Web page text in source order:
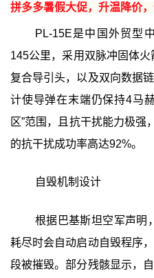
拼多多暑假大促，升温降价
PL-15E是中国外贸型
145公里，采用双脉冲固体
复合导引头，以及双向数据
计使导弹在末端仍保持4马
区”范围，且抗干扰能力极
的抗干扰成功率高达92%。
自毁机制设计
根据巴基斯坦空军声明
耗尽时会自动启动自毁程序
段被摧毁。部分残骸显示，